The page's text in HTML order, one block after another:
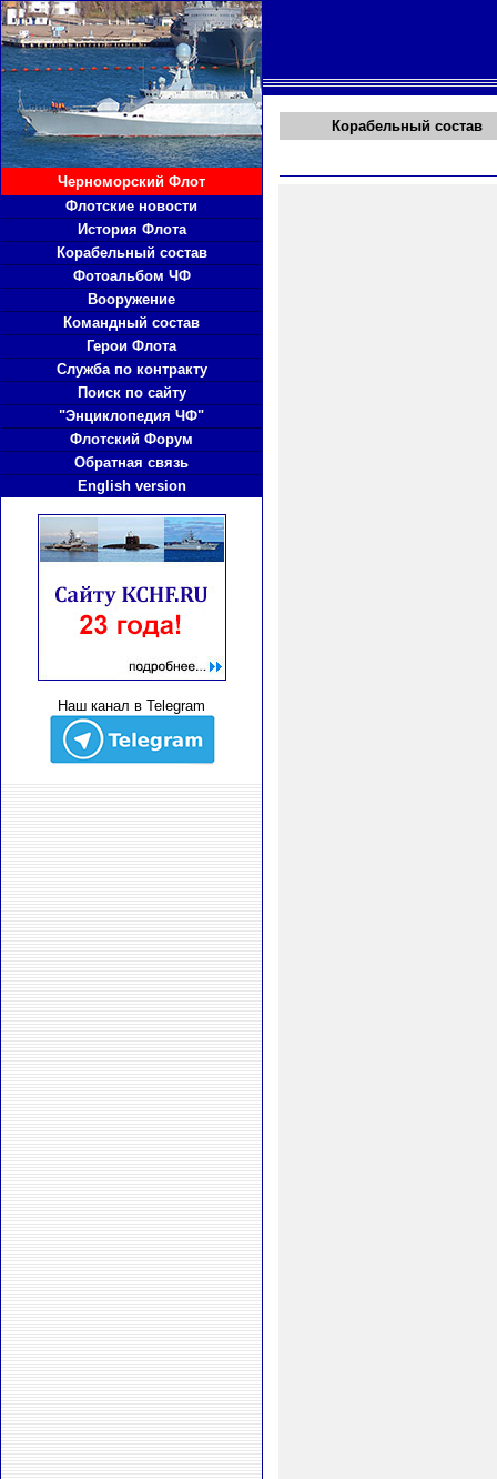
Черноморский Флот
Флотские новости
История Флота
Корабельный состав
Фотоальбом ЧФ
Вооружение
Командный состав
Герои Флота
Служба по контракту
Поиск по сайту
"Энциклопедия ЧФ"
Флотский Форум
Обратная связь
English version
Наш канал в Telegram
Корабельный состав